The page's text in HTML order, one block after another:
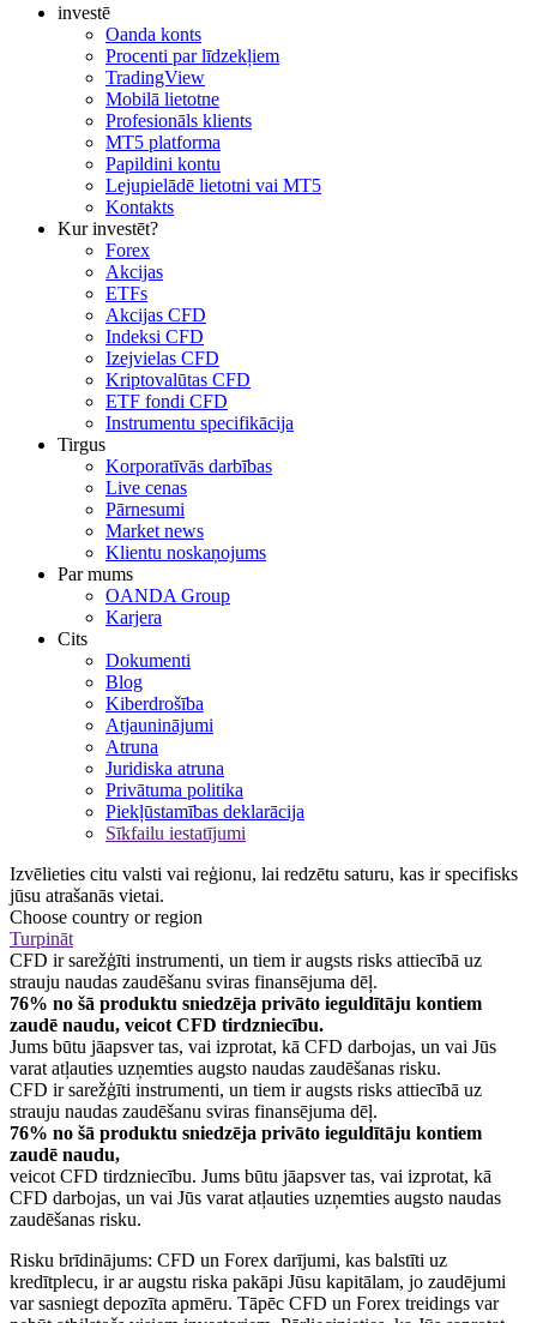
investē
Oanda konts
Procenti par līdzekļiem
TradingView
Mobilā lietotne
Profesionāls klients
MT5 platforma
Papildini kontu
Lejupielādē lietotni vai MT5
Kontakts
Kur investēt?
Forex
Akcijas
ETFs
Akcijas CFD
Indeksi CFD
Izejvielas CFD
Kriptovalūtas CFD
ETF fondi CFD
Instrumentu specifikācija
Tirgus
Korporatīvās darbības
Live cenas
Pārnesumi
Market news
Klientu noskaņojums
Par mums
OANDA Group
Karjera
Cits
Dokumenti
Blog
Kiberdrošība
Atjauninājumi
Atruna
Juridiska atruna
Privātuma politika
Piekļūstamības deklarācija
Sīkfailu iestatījumi
Izvēlieties citu valsti vai reģionu, lai redzētu saturu, kas ir specifisks
jūsu atrašanās vietai.
Choose country or region
Turpināt
CFD ir sarežģīti instrumenti, un tiem ir augsts risks attiecībā uz
strauju naudas zaudēšanu sviras finansējuma dēļ.
76% no šā produktu sniedzēja privāto ieguldītāju kontiem
zaudē naudu, veicot CFD tirdzniecību.
Jums būtu jāapsver tas, vai izprotat, kā CFD darbojas, un vai Jūs
varat atļauties uzņemties augsto naudas zaudēšanas risku.
CFD ir sarežģīti instrumenti, un tiem ir augsts risks attiecībā uz
strauju naudas zaudēšanu sviras finansējuma dēļ.
76% no šā produktu sniedzēja privāto ieguldītāju kontiem
zaudē naudu,
veicot CFD tirdzniecību. Jums būtu jāapsver tas, vai izprotat, kā
CFD darbojas, un vai Jūs varat atļauties uzņemties augsto naudas
zaudēšanas risku.
Risku brīdinājums: CFD un Forex darījumi, kas balstīti uz
kredītplecu, ir ar augstu riska pakāpi Jūsu kapitālam, jo zaudējumi
var sasniegt depozīta apmēru. Tāpēc CFD un Forex treidings var